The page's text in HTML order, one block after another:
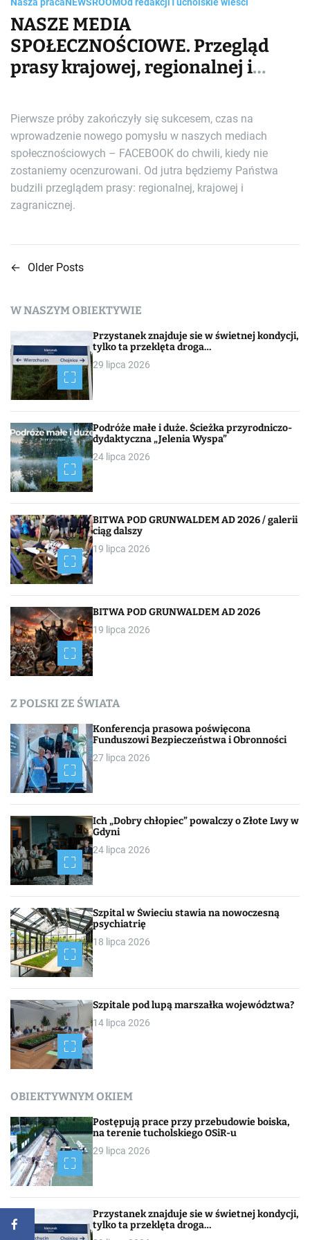
NASZE MEDIA
SPOŁECZNOŚCIOWE. Przegląd
prasy krajowej, regionalnej i
PRESS TV NEWS
Pierwsze próby zakończyły się sukcesem, czas na
wprowadzenie nowego pomysłu w naszych mediach
społecznościowych – FACEBOOK do chwili, kiedy nie
zostaniemy ocenzurowani. Od jutra będziemy Państwa
budzili przeglądem prasy: regionalnej, krajowej i
zagranicznej.
N
i
g
a
c
j
a
p
o
w
p
i
s
a
← Older Posts
W NASZYM OBIEKTYWIE
Przystanek znajduje sie w świetnej kondycji,
tylko ta przeklęta droga…
29 lipca 2026
Podróże małe i duże. Ścieżka przyrodniczo-
dydaktyczna „Jelenia Wyspa”
24 lipca 2026
BITWA POD GRUNWALDEM AD 2026 / galerii
ciąg dalszy
19 lipca 2026
BITWA POD GRUNWALDEM AD 2026
19 lipca 2026
Z POLSKI ZE ŚWIATA
Konferencja prasowa poświęcona
Funduszowi Bezpieczeństwa i Obronności
27 lipca 2026
Ich „Dobry chłopiec” powalczy o Złote Lwy w
Gdyni
24 lipca 2026
Szpital w Świeciu stawia na nowoczesną
psychiatrię
18 lipca 2026
Szpitale pod lupą marszałka województwa?
14 lipca 2026
OBIEKTYWNYM OKIEM
Postępują prace przy przebudowie boiska,
na terenie tucholskiego OSiR-u
29 lipca 2026
Przystanek znajduje sie w świetnej kondycji,
tylko ta przeklęta droga…